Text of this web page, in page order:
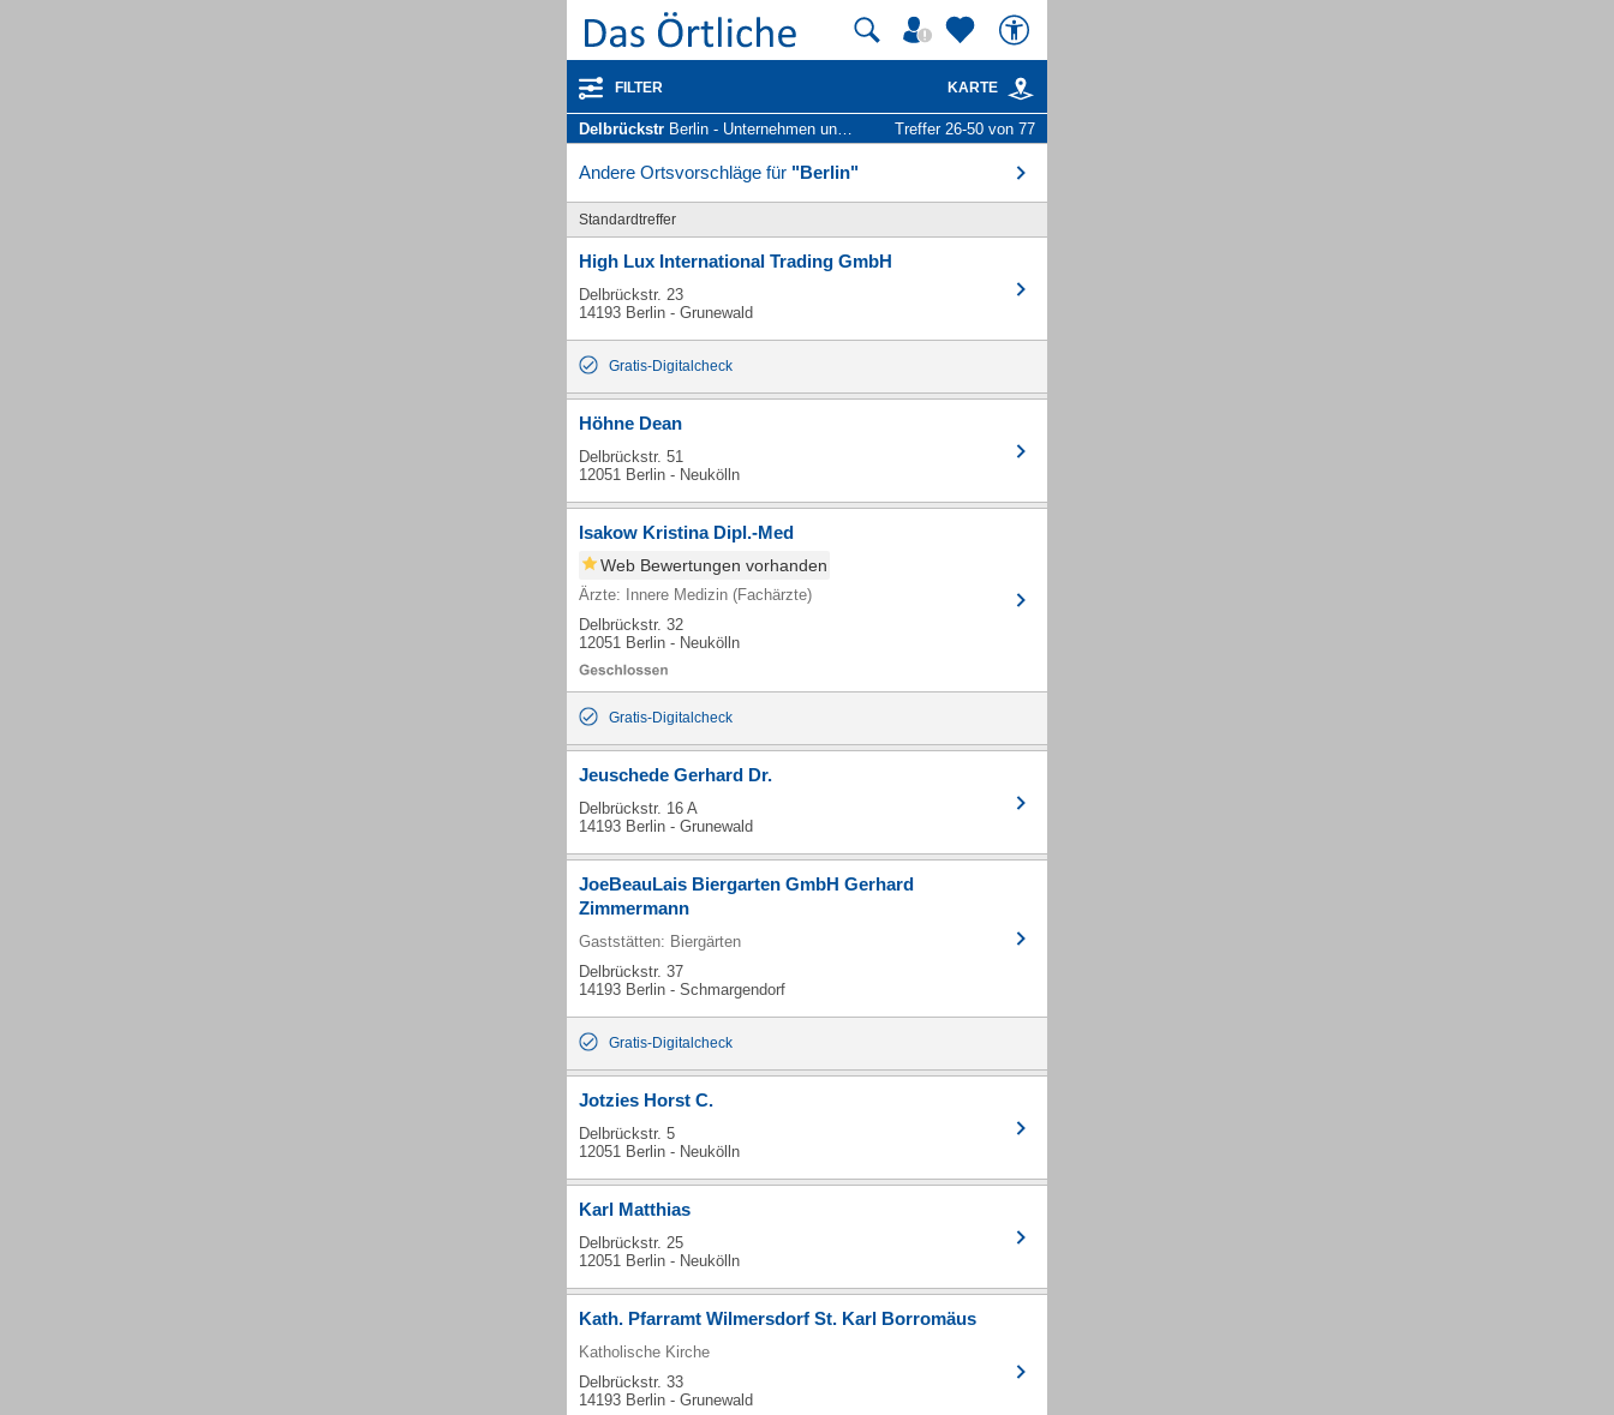
FILTER KARTE
Delbrückstr Berlin - Unternehmen und Personen Treffer 26-50 von 77
Andere Ortsvorschläge für "Berlin"
Standardtreffer
High Lux International Trading GmbH
Delbrückstr. 23
14193 Berlin - Grunewald
Gratis-Digitalcheck
Höhne Dean
Delbrückstr. 51
12051 Berlin - Neukölln
Isakow Kristina Dipl.-Med
Web Bewertungen vorhanden
Ärzte: Innere Medizin (Fachärzte)
Delbrückstr. 32
12051 Berlin - Neukölln
Gratis-Digitalcheck
Jeuschede Gerhard Dr.
Delbrückstr. 16 A
14193 Berlin - Grunewald
JoeBeauLais Biergarten GmbH Gerhard
Zimmermann
Gaststätten: Biergärten
Delbrückstr. 37
14193 Berlin - Schmargendorf
Gratis-Digitalcheck
Jotzies Horst C.
Delbrückstr. 5
12051 Berlin - Neukölln
Karl Matthias
Delbrückstr. 25
12051 Berlin - Neukölln
Kath. Pfarramt Wilmersdorf St. Karl Borromäus
Katholische Kirche
Delbrückstr. 33
14193 Berlin - Grunewald